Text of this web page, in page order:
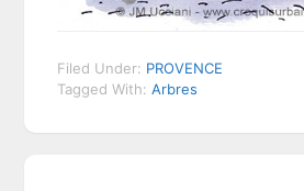
Filed Under: PROVENCE
Tagged With:Arbres